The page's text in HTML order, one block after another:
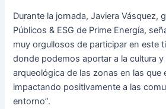
Durante la jornada, Javiera Vásquez,
Públicos & ESG de Prime Energía,
muy orgullosos de participar en este
donde podemos aportar a la cultura
arqueológica de las zonas en las que
impactando positivamente a las
entorno”.